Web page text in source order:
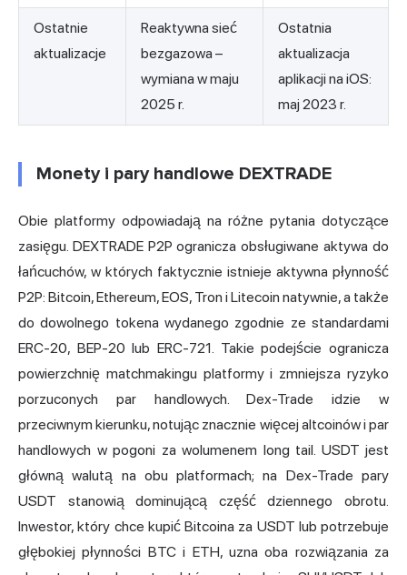
Ostatnie
aktualizacje
Reaktywna sieć
bezgazowa –
wymiana w maju
2025 r.
Ostatnia
aktualizacja
aplikacji na iOS:
maj 2023 r.
Monety i pary handlowe DEXTRADE
Obie platformy odpowiadają na różne pytania dotyczące
zasięgu. DEXTRADE P2P ogranicza obsługiwane aktywa do
łańcuchów, w których faktycznie istnieje aktywna płynność
P2P: Bitcoin, Ethereum, EOS, Tron i Litecoin natywnie, a także
do dowolnego tokena wydanego zgodnie ze standardami
ERC-20, BEP-20 lub ERC-721. Takie podejście ogranicza
powierzchnię matchmakingu platformy i zmniejsza ryzyko
porzuconych par handlowych. Dex-Trade idzie w
przeciwnym kierunku, notując znacznie więcej altcoinów i par
handlowych w pogoni za wolumenem long tail. USDT jest
główną walutą na obu platformach; na Dex-Trade pary
USDT stanowią dominującą część dziennego obrotu.
Inwestor, który chce kupić Bitcoina za USDT lub potrzebuje
głębokiej płynności BTC i ETH, uzna oba rozwiązania za